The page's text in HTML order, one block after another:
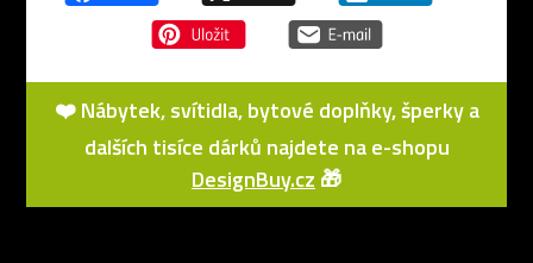
❤️ Nábytek, svítidla, bytové doplňky, šperky a
dalších tisíce dárků najdete na e-shopu
DesignBuy.cz 🎁